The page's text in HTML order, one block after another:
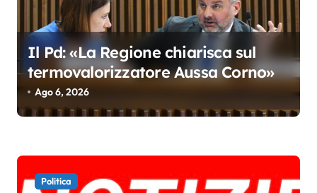
r
i
c
o
i
Il Pd: «La Regione chiarisca sul
termovalorizzatore Aussa Corno»
Ago 6, 2026
Politica